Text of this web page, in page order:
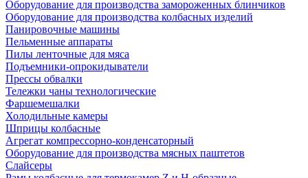
Оборудование для производства замороженных блинчиков
Оборудование для производства колбасных изделий
Панировочные машины
Пельменные аппараты
Пилы ленточные для мяса
Подъемники-опрокидыватели
Прессы обвалки
Тележки чаны технологические
Фаршемешалки
Холодильные камеры
Шприцы колбасные
Агрегат компрессорно-конденсаторный
Оборудование для производства мясных паштетов
Слайсеры